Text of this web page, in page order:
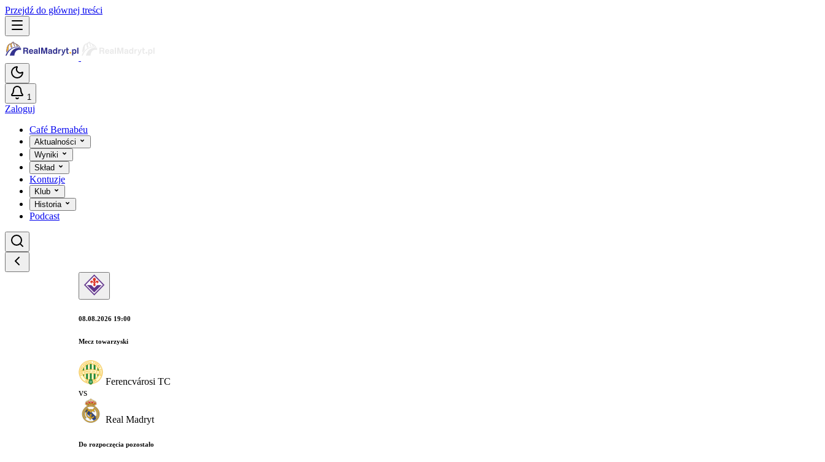
Przejdź do głównej treści
1
Zaloguj
Café Bernabéu
Aktualności
Wyniki
Skład
Kontuzje
Klub
Historia
Podcast
08.08.2026 19:00
Mecz towarzyski
Ferencvárosi TC
vs
Real Madryt
Do rozpoczęcia pozostało